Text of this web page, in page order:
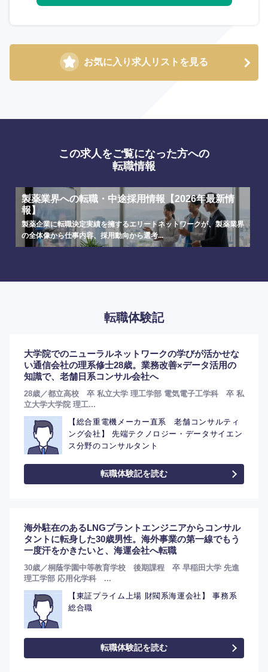
お気に入り求人リストを見る
選択する
選択する
選択する
選択する
この求人をご覧になった方への
転職情報
製薬業界への転職・中途採用情報【2026年最新情
報】
製薬企業に転職決定実績を擁するエリートネットワークが、製薬業界
の全体像から仕事内容、採用動向から選考...
転職体験記
大学院でのニューラルネットワークの学びが活かせな
い通信会社の理系修士28歳。業務改善×データ活用の
知識で、老舗日系コンサル会社へ
28歳／都立高校 卒 私立大学 理工学部 電気電子工学科 卒 私
立大学大学院 理工...
【総合重電機メーカー直系 老舗コンサルティ
ング会社】 先端テクノロジー・データサイエン
ス分野のコンサルタント
転職体験記を読む
海外駐在のあるLNGプラントエンジニアからコンサル
タントに転身した30歳男性。海外事業の第一線でもう
一度汗をかきたいと、海運会社へ転職
30歳／桐蔭学園中等教育学校 後期課程 卒 早稲田大学 先進
理工学部 応用化学科 ...
【東証プライム上場 財閥系海運会社】 事務系
総合職
転職体験記を読む